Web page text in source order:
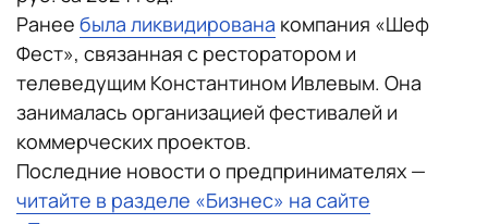
Ранее была ликвидирована компания «Шеф
Фест», связанная с ресторатором и
телеведущим Константином Ивлевым. Она
занималась организацией фестивалей и
коммерческих проектов.
Последние новости о предпринимателях —
читайте в разделе «Бизнес» на сайте